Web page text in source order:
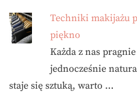
Techniki makijażu
piękno
Każda z nas
jednocześnie
staje się sztuką, warto …